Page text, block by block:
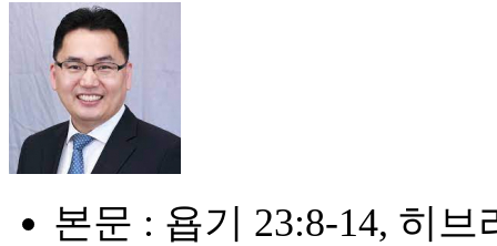
본문 : 욥기 23:8-14, 히브